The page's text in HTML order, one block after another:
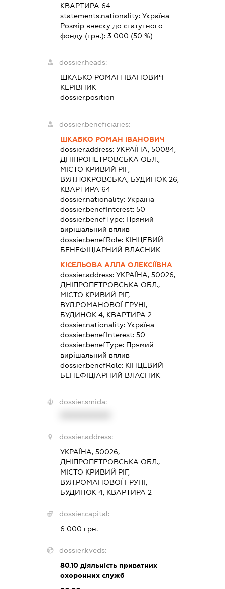
КВАРТИРА 64
statements.nationality: Україна
Розмір внеску до статутного
фонду (грн.): 3 000 (50 %)
dossier.heads:
ШКАБКО РОМАН ІВАНОВИЧ -
КЕРІВНИК
dossier.position -
dossier.beneficiaries:
ШКАБКО РОМАН ІВАНОВИЧ
dossier.address: УКРАЇНА, 50084,
ДНІПРОПЕТРОВСЬКА ОБЛ.,
МІСТО КРИВИЙ РІГ,
ВУЛ.ПОКРОВСЬКА, БУДИНОК 26,
КВАРТИРА 64
dossier.nationality: Україна
dossier.benefInterest: 50
dossier.benefType: Прямий
вирішальний вплив
dossier.benefRole: КІНЦЕВИЙ
БЕНЕФІЦІАРНИЙ ВЛАСНИК
КІСЕЛЬОВА АЛЛА ОЛЕКСІЇВНА
dossier.address: УКРАЇНА, 50026,
ДНІПРОПЕТРОВСЬКА ОБЛ.,
МІСТО КРИВИЙ РІГ,
ВУЛ.РОМАНОВОЇ ГРУНІ,
БУДИНОК 4, КВАРТИРА 2
dossier.nationality: Україна
dossier.benefInterest: 50
dossier.benefType: Прямий
вирішальний вплив
dossier.benefRole: КІНЦЕВИЙ
БЕНЕФІЦІАРНИЙ ВЛАСНИК
dossier.smida:
dossier.address:
УКРАЇНА, 50026,
ДНІПРОПЕТРОВСЬКА ОБЛ.,
МІСТО КРИВИЙ РІГ,
ВУЛ.РОМАНОВОЇ ГРУНІ,
БУДИНОК 4, КВАРТИРА 2
dossier.capital:
6 000 грн.
dossier.kveds:
80.10діяльність приватних
охоронних служб